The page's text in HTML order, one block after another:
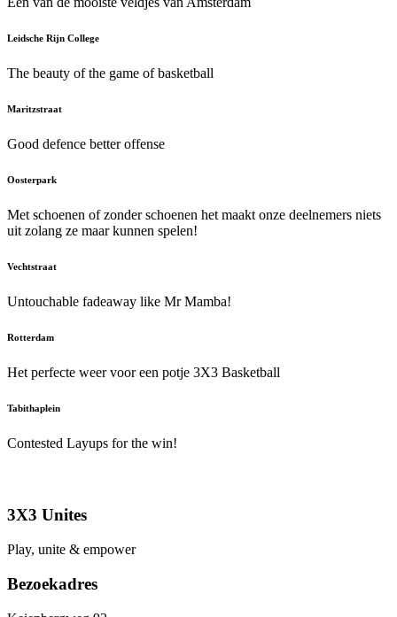
Leidsche Rijn College
The beauty of the game of basketball
Maritzstraat
Good defence better offense
Oosterpark
Met schoenen of zonder schoenen het maakt onze deelnemers niets
uit zolang ze maar kunnen spelen!
Vechtstraat
Untouchable fadeaway like Mr Mamba!
Rotterdam
Het perfecte weer voor een potje 3X3 Basketball
Tabithaplein
Contested Layups for the win!
3X3 Unites
Play, unite & empower
Bezoekadres